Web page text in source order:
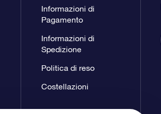
Informazioni di
Pagamento
Informazioni di
Spedizione
Politica di reso
Costellazioni